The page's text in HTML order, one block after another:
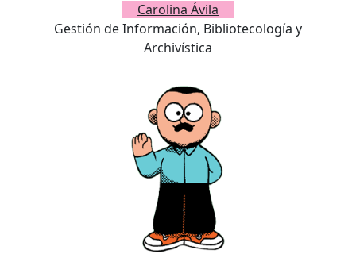
Carolina Ávila
Gestión de Información, Bibliotecología y
Archivística